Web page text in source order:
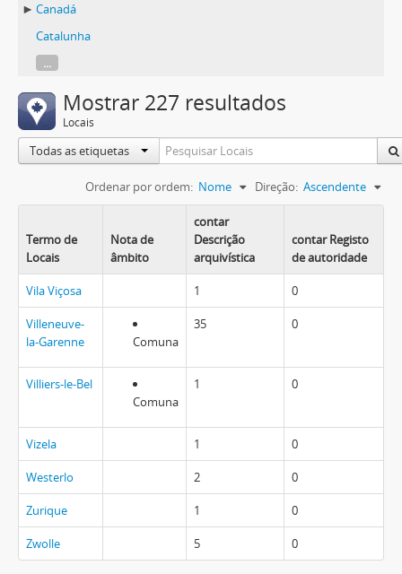
Canadá
Catalunha
...
Mostrar 227 resultados
Locais
Todas as etiquetas
Ordenar por ordem: Nome Direção: Ascendente
Termo de
Locais
Nota de
âmbito
contar
Descrição
arquivística
contar Registo
de autoridade
Vila Viçosa 1 0
Villeneuve-
la-Garenne
Comuna
35 0
Villiers-le-Bel
Comuna
1 0
Vizela 1 0
Westerlo 2 0
Zurique 1 0
Zwolle 5 0